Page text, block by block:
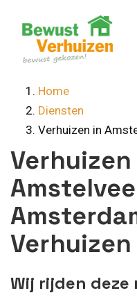
content
Home
Diensten
Verhuizen in
Verhuizen
Wij rijden